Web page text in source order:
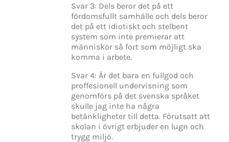
Svar 3: Dels beror det på ett
fördomsfullt samhälle och dels beror
det på ett idiotiskt och stelbent
system som inte premierar att
människor så fort som möjligt ska
komma i arbete.
Svar 4: Är det bara en fullgod och
proffesionell undervisning som
genomförs på det svenska språket
skulle jag inte ha några
betänkligheter till detta. Förutsatt att
skolan i övrigt erbjuder en lugn och
trygg miljö.